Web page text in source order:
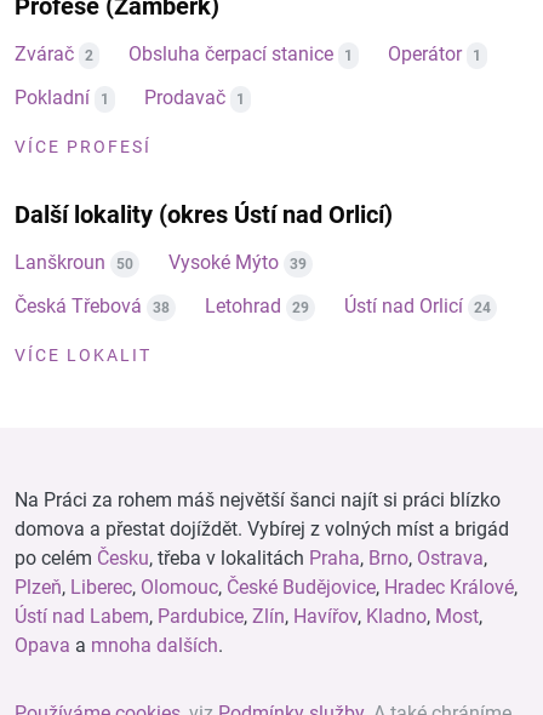
Profese (Žamberk)
Zvárač 2 Obsluha čerpací stanice 1 Operátor 1
Pokladní 1 Prodavač 1
VÍCE PROFESÍ
Další lokality (okres Ústí nad Orlicí)
Lanškroun 50 Vysoké Mýto 39
Česká Třebová 38 Letohrad 29 Ústí nad Orlicí 24
VÍCE LOKALIT
Na Práci za rohem máš největší šanci najít si práci blízko
domova a přestat dojíždět. Vybírej z volných míst a brigád
po celém Česku, třeba v lokalitách Praha, Brno, Ostrava,
Plzeň, Liberec, Olomouc, České Budějovice, Hradec Králové,
Ústí nad Labem, Pardubice, Zlín, Havířov, Kladno, Most,
Opava a mnoha dalších.